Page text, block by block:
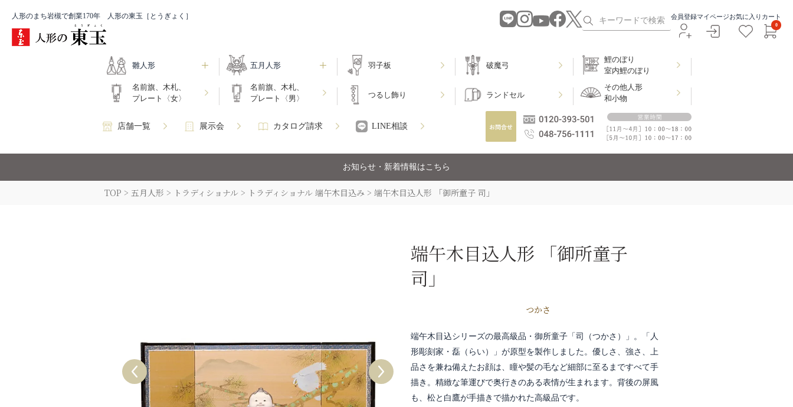
人形のまち岩槻で創業170年 人形の東玉［とうぎょく］ 会員登録マイページお気に入り カート
0
雛人形 五月人形 羽子板 破魔弓
鯉のぼり
室内鯉のぼり
名前旗、木札、
プレート〈女〉
名前旗、木札、
プレート〈男〉
つるし飾り ランドセル
その他人形
和小物
店舗一覧 展示会 カタログ請求 LINE相談
お知らせ・新着情報はこちら
TOP 五月人形 トラディショナル トラディショナル 端午木目込み 端午木目込人形 「御所童子 司」
端午木目込人形 「御所童子
司」
つかさ
端午木目込シリーズの最高級品・御所童子「司（つかさ）」。「人
形彫刻家・磊（らい）」が原型を製作しました。優しさ、強さ、上
品さを兼ね備えたお顔は、瞳や髪の毛など細部に至るまですべて手
描き。精緻な筆運びで奥行きのある表情が生まれます。背後の屏風
も、松と白鷹が手描きで描かれた高級品です。